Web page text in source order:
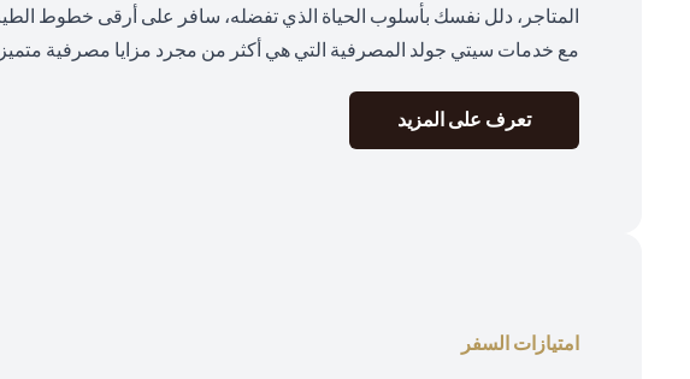
المتاجر، دلل نفسك بأسلوب الحياة الذي تفضله، سافر على أرقى خطوط
مع خدمات سيتي جولد المصرفية التي هي أكثر من مجرد مزايا مصرفية
تعرف على المزيد
امتيازات السفر